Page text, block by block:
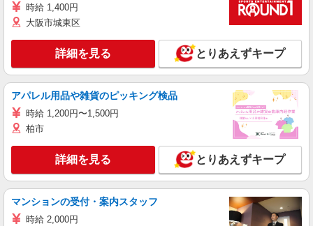
時給 1,400円
大阪市城東区
詳細を見る とりあえずキープ
アパレル用品や雑貨のピッキング検品
時給 1,200円〜1,500円
柏市
詳細を見る とりあえずキープ
マンションの受付・案内スタッフ
時給 2,000円